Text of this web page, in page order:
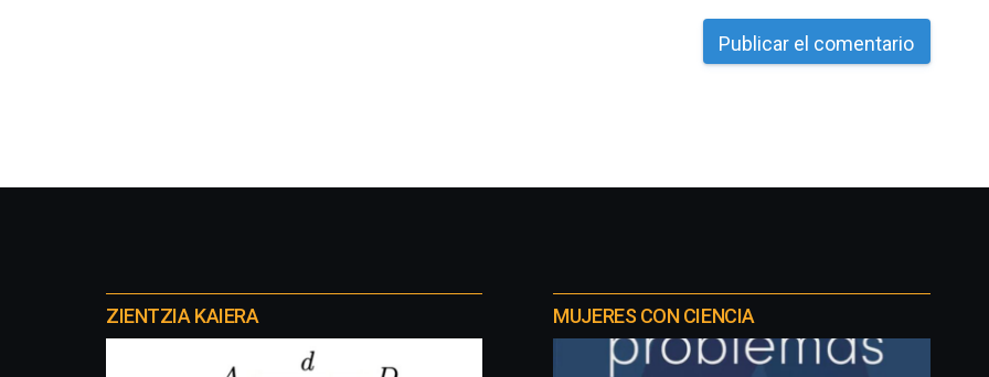
proyectos
ZIENTZIA KAIERA MUJERES CON CIENCIA